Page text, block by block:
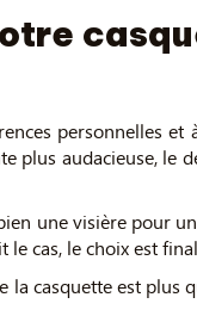
personnelles
plus audacieuse,
une visière pour
cas, le choix est
casquette est